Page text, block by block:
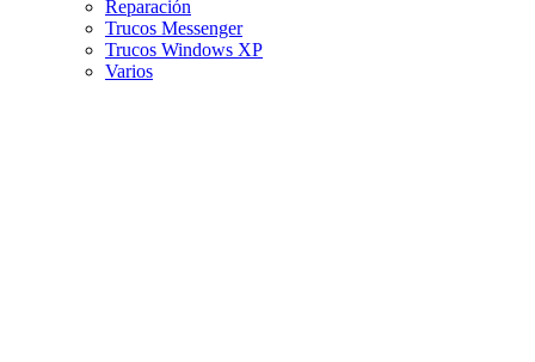
Reparación
Trucos Messenger
Trucos Windows XP
Varios